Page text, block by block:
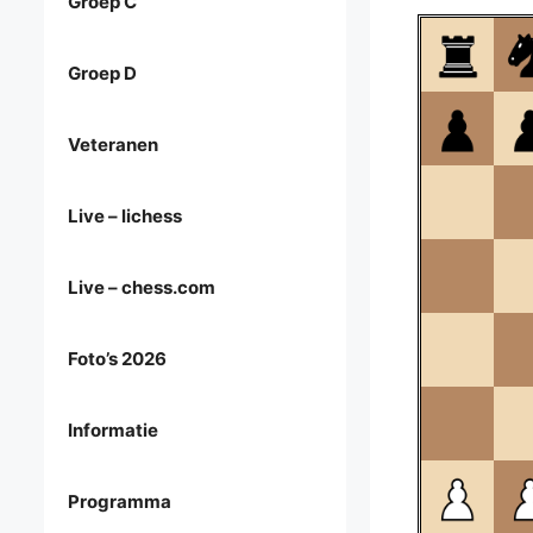
Groep D
Veteranen
Live – lichess
Live – chess.com
Foto’s 2026
Informatie
Programma